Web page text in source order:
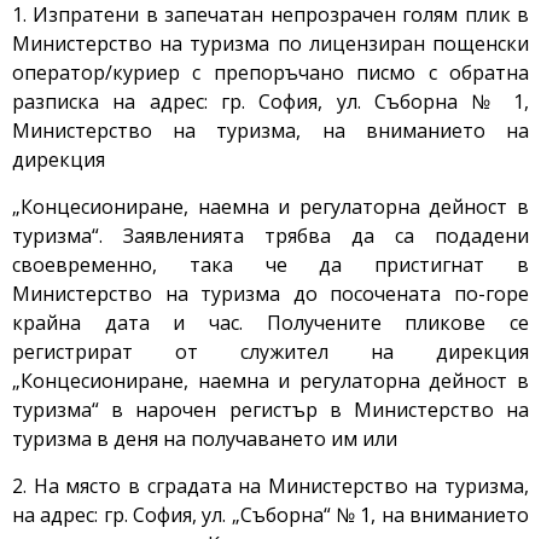
1. Изпратени в запечатан непрозрачен голям плик в
Министерство на туризма по лицензиран пощенски
оператор/куриер с препоръчано писмо с обратна
разписка на адрес: гр. София, ул. Съборна № 1,
Министерство на туризма, на вниманието на
дирекция
„Концесиониране, наемна и регулаторна дейност в
туризма“. Заявленията трябва да са подадени
своевременно, така че да пристигнат в
Министерство на туризма до посочената по-горе
крайна дата и час. Получените пликове се
регистрират от служител на дирекция
„Концесиониране, наемна и регулаторна дейност в
туризма“ в нарочен регистър в Министерство на
туризма в деня на получаването им или
2. На място в сградата на Министерство на туризма,
на адрес: гр. София, ул. „Съборна“ № 1, на вниманието